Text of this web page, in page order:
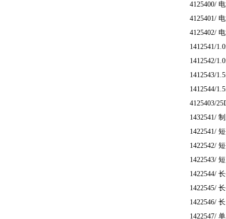
4125400/
4125401/
4125402/
1412541/
1412542/
1412543/
1412544/
4125403/
1432541/
1422541/
1422542/
1422543/
1422544/
1422545/
1422546/
1422547/